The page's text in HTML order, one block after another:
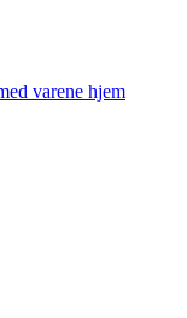
varene hjem